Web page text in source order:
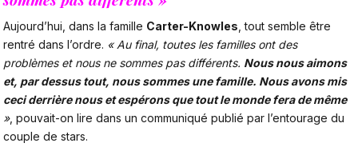
Aujourd’hui, dans la famille Carter-Knowles , tout semble être
rentré dans l’ordre. « Au final, toutes les familles ont des
problèmes et nous ne sommes pas différents. Nous nous aimons
et, par dessus tout, nous sommes une famille. Nous avons mis
ceci derrière nous et espérons que tout le monde fera de même
», pouvait-on lire dans un communiqué publié par l’entourage du
couple de stars.